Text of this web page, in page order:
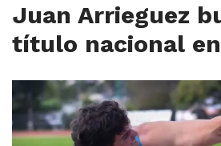
Juan Arrieguez
título nacional